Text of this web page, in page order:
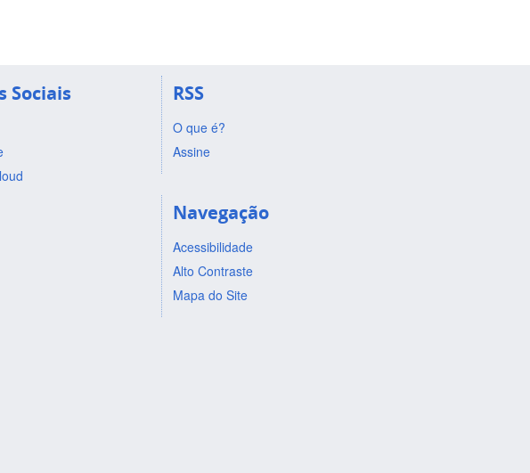
Sociais RSS
O que é?
Assine
Navegação
Acessibilidade
Alto Contraste
Mapa do Site